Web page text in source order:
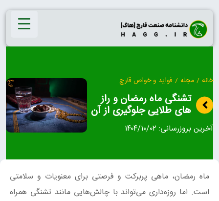
Skip
content
خانه / مجله / فواید و خواص قارچ
تشنگی ماه رمضان و راز
های طلایی جلوگیری از آن
آخرین بروزرسانی: ۱۴۰۴/۱۰/۰۲
ماه رمضان، ماهی پربرکت و فرصتی برای معنویات و سلامتی
است. اما روزه‌داری می‌تواند با چالش‌هایی مانند تشنگی همراه